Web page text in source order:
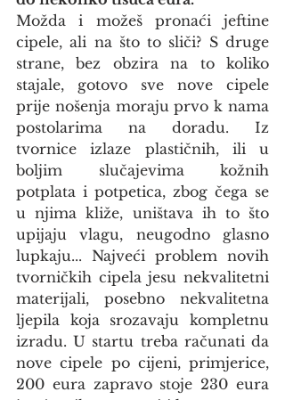
Možda i možeš pronaći jeftine
cipele, ali na što to sliči? S druge
strane, bez obzira na to koliko
stajale, gotovo sve nove cipele
prije nošenja moraju prvo k nama
postolarima na doradu. Iz
tvornice izlaze plastičnih, ili u
boljim slučajevima kožnih
potplata i potpetica, zbog čega se
u njima kliže, uništava ih to što
upijaju vlagu, neugodno glasno
lupkaju... Najveći problem novih
tvorničkih cipela jesu nekvalitetni
materijali, posebno nekvalitetna
ljepila koja srozavaju kompletnu
izradu. U startu treba računati da
nove cipele po cijeni, primjerice,
200 eura zapravo stoje 230 eura